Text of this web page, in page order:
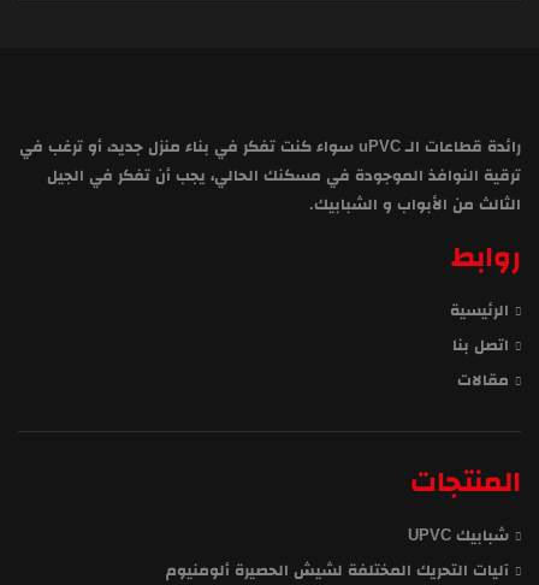
رائدة قطاعات الـ uPVC سواء كنت تفكر في بناء منزل جديد، أو ترغب في
ترقية النوافذ الموجودة في مسكنك الحالي، يجب أن تفكر في الجيل
الثالث من الأبواب و الشبابيك.
روابط
الرئيسية
اتصل بنا
مقالات
المنتجات
شبابيك UPVC
آليات التحريك المختلفة لشيش الحصيرة ألومنيوم